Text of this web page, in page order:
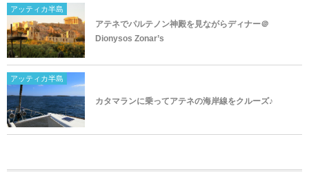
アッティカ半島
アテネでパルテノン神殿を見ながらディナー＠
Dionysos Zonar’s
アッティカ半島
カタマランに乗ってアテネの海岸線をクルーズ♪